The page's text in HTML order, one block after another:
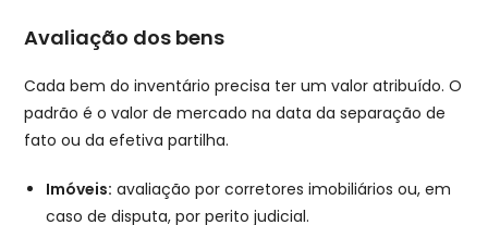
Avaliação dos bens
Cada bem do inventário precisa ter um valor atribuído. O
padrão é o valor de mercado na data da separação de
fato ou da efetiva partilha.
Imóveis: avaliação por corretores imobiliários ou, em
caso de disputa, por perito judicial.